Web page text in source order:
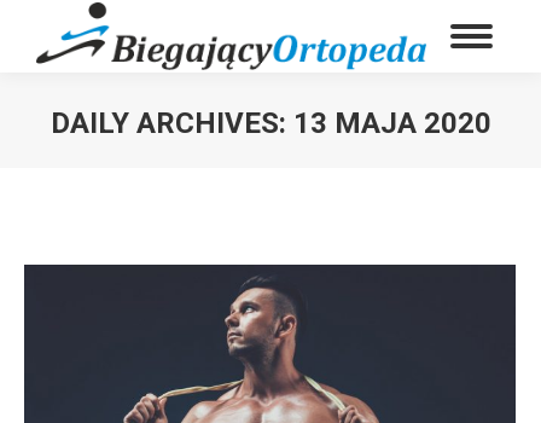
DAILY ARCHIVES: 13 MAJA 2020